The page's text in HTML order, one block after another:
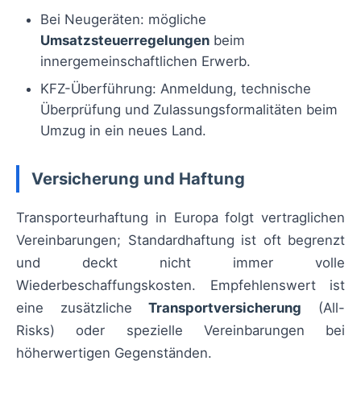
Bei Neugeräten: mögliche
Umsatzsteuerregelungen beim
innergemeinschaftlichen Erwerb.
KFZ-Überführung: Anmeldung, technische
Überprüfung und Zulassungsformalitäten beim
Umzug in ein neues Land.
Versicherung und Haftung
Transporteurhaftung in Europa folgt vertraglichen
Vereinbarungen; Standardhaftung ist oft begrenzt
und deckt nicht immer volle
Wiederbeschaffungskosten. Empfehlenswert ist
eine zusätzlicheTransportversicherung (All-
Risks) oder spezielle Vereinbarungen bei
höherwertigen Gegenständen.